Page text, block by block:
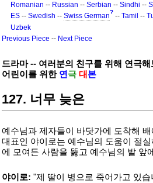
Romanian -- Russian -- Serbian -- Sindhi --
ES -- Swedish -- Swiss German? -- Tamil --
Uzbek
Previous Piece -- Next Piece
드라마 -- 여러분의 친구를 위해 연극해
어린이를 위한 연극 대본
127. 너무 늦은
예수님과 제자들이 바닷가에 도착해
대표인 야이로는 예수님의 도움이 절
에 모여든 사람을 뚫고 예수님의 발 앞
야이로: "제 딸이 병으로 죽어가고 있